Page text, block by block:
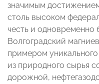
значимым
столь высоком
честь и одновременно
Волгоградский
примером
из природного сырья
дорожной,